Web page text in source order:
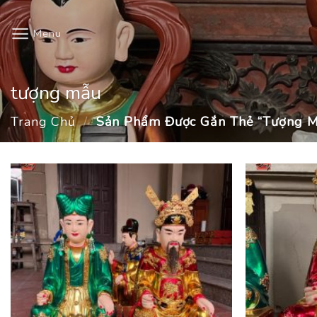
Skip
to
content
Menu
tượng mẫu
Trang Chủ / Sản Phẩm Được Gắn Thẻ “tượng